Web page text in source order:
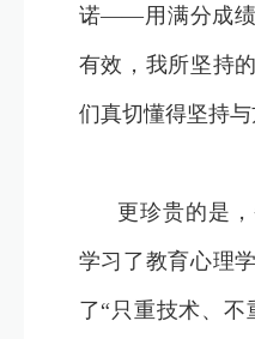
诺——用满分成绩
有效，我所坚持
们真切懂得坚持与
更珍贵的是
学习了教育心理
了“只重技术、不